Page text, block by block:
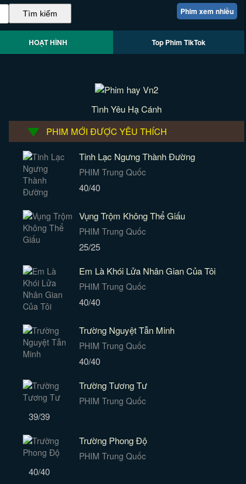
Phim xem nhiều
HOẠT HÌNH Top Phim TikTok
Tình Yêu Hạ Cánh
PHIM MỚI ĐƯỢC YÊU THÍCH
Tinh Lạc Ngưng Thành Đường
PHIM Trung Quốc
40/40
Vụng Trộm Không Thể Giấu
PHIM Trung Quốc
25/25
Em Là Khói Lửa Nhân Gian Của Tôi
PHIM Trung Quốc
40/40
Trường Nguyệt Tẫn Minh
PHIM Trung Quốc
40/40
Trường Tương Tư
PHIM Trung Quốc
39/39
Trường Phong Độ
PHIM Trung Quốc
40/40